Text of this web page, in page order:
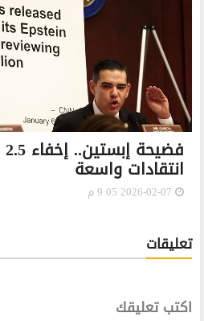
انتقادات واسعة
تعليقات
اكتب تعليقك